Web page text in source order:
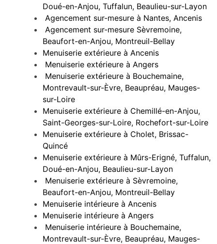
Doué-en-Anjou, Tuffalun, Beaulieu-sur-Layon
Agencement sur-mesure à Nantes, Ancenis
Agencement sur-mesure Sèvremoine,
Beaufort-en-Anjou, Montreuil-Bellay
Menuiserie extérieure à Ancenis
Menuiserie extérieure à Angers
Menuiserie extérieure à Bouchemaine,
Montrevault-sur-Èvre, Beaupréau, Mauges-
sur-Loire
Menuiserie extérieure à Chemillé-en-Anjou,
Saint-Georges-sur-Loire, Rochefort-sur-Loire
Menuiserie extérieure à Cholet, Brissac-
Quincé
Menuiserie extérieure à Mûrs-Erigné, Tuffalun,
Doué-en-Anjou, Beaulieu-sur-Layon
Menuiserie extérieure à Sèvremoine,
Beaufort-en-Anjou, Montreuil-Bellay
Menuiserie intérieure à Ancenis
Menuiserie intérieure à Angers
Menuiserie intérieure à Bouchemaine,
Montrevault-sur-Èvre, Beaupréau, Mauges-